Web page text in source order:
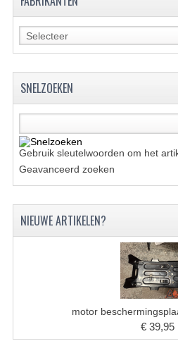
BASHAN
ONDERHOUD
ONDERHOUDS
SHINERAY
SHINERAY 250
BRANDSTOF
SNELZOEKEN
Gebruik sleutelwoorden om het
Geavanceerd zoeken
NIEUWE ARTIKELEN?
motor
€ 39,95